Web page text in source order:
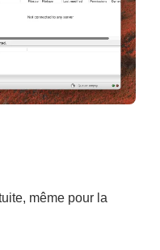
même pour la